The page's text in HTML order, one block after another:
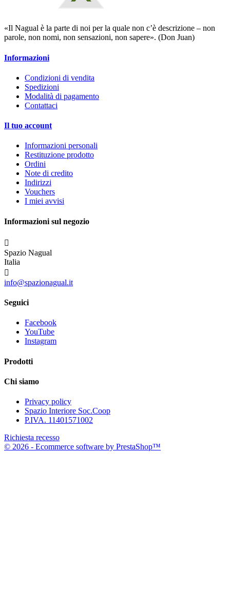
«Il Nagual è la parte di noi per la quale non c’è descrizione – non
parole, non nomi, non sensazioni, non sapere». (Don Juan)
Informazioni
Condizioni di vendita
Spedizioni
Modalità di pagamento
Contattaci
Il tuo account
Informazioni personali
Restituzione prodotto
Ordini
Note di credito
Indirizzi
Vouchers
I miei avvisi
Informazioni sul negozio

Spazio Nagual
Italia

info@spazionagual.it
Seguici
Facebook
YouTube
Instagram
Prodotti
Chi siamo
Privacy policy
Spazio Interiore Soc.Coop
P.IVA. 11401571002
Richiesta recesso
© 2026 - Ecommerce software by PrestaShop™